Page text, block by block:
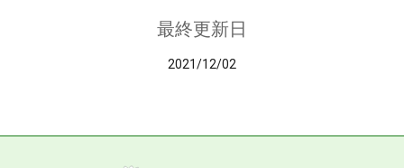
最終更新日
2021/12/02